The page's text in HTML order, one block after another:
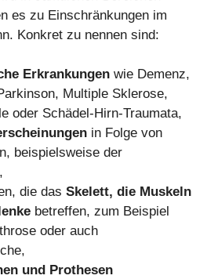
es zu Einschränkungen im
Konkret zu nennen sind:
Erkrankungen wie Demenz,
Multiple Sklerose,
oder Schädel-Hirn-Traumata,
in Folge von
beispielsweise der
die das Skelett, die Muskeln
betreffen, zum Beispiel
oder auch
und Prothesen